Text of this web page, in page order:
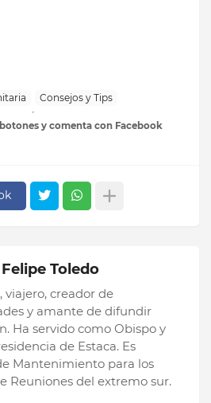
Consejos y Tips
y comenta con Facebook
Toledo
viajero, creador de
y amante de difundir
Ha servido como Obispo y
de Estaca. Es
Mantenimiento para los
Reuniones del extremo sur.